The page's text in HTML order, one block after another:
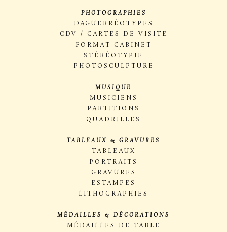
PHOTOGRAPHIES
DAGUERRÉOTYPES
CDV / CARTES DE VISITE
FORMAT CABINET
STÉRÉOTYPIE
PHOTOSCULPTURE
MUSIQUE
MUSICIENS
PARTITIONS
QUADRILLES
TABLEAUX & GRAVURES
TABLEAUX
PORTRAITS
GRAVURES
ESTAMPES
LITHOGRAPHIES
MÉDAILLES & DÉCORATIONS
MÉDAILLES DE TABLE